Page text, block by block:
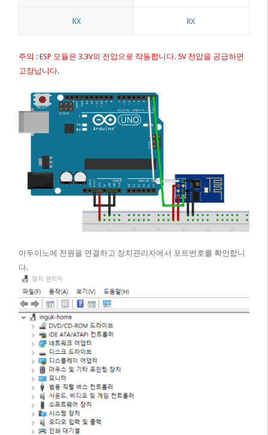
RX RX
주의 : ESP 모듈은 3.3V의 전압으로 작동합니다. 5V 전압을 공급하면
고장납니다.
아두이노에 전원을 연결하고 장치관리자에서 포트번호를 확인합니
다.